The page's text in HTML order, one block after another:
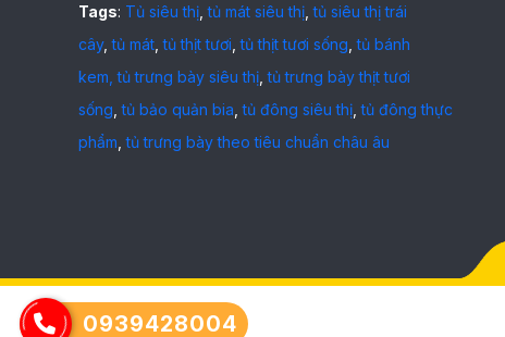
Tags: Tủ siêu thị ,tủ mát siêu thị ,tủ siêu thị trái
cây,tủ mát ,tủ thịt tươi ,tủ thịt tươi sống tủ bánh
kem, tủ trưng bày siêu thị ,tủ trưng bày thịt tươi
sống ,tủ bảo quản bia ,tủ đông siêu thị ,tủ đông thực
phẩm ,tủ trưng bày theo tiêu chuẩn châu âu
0939428004